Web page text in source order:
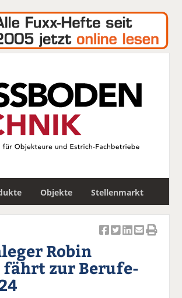
Objekte Stellenmarkt
c
k k k k
Robin
fährt zur Berufe-